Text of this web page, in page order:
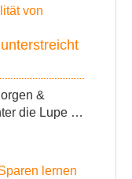
&
die Lupe …